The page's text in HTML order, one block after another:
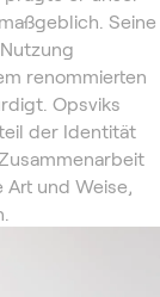
Seine
renommierten
Opsviks
der Identität
Art und Weise,